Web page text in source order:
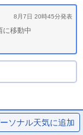
8月7日 20時45分発表
に移動中
ソナル天気に追加